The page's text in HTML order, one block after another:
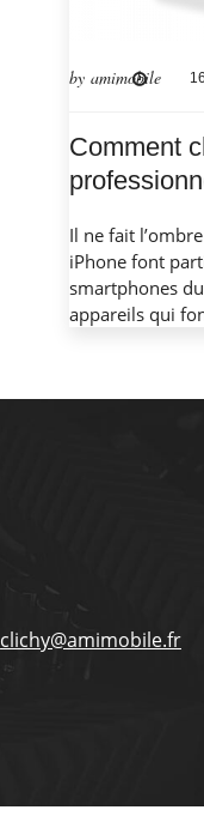
by amimobile
Comment
Il ne fait
iPhone font
smartphones
appareils qui
clichy@amimobile.fr